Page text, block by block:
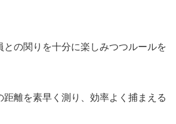
との関りを十分に楽しみつつルールを
距離を素早く測り、効率よく捕まえる